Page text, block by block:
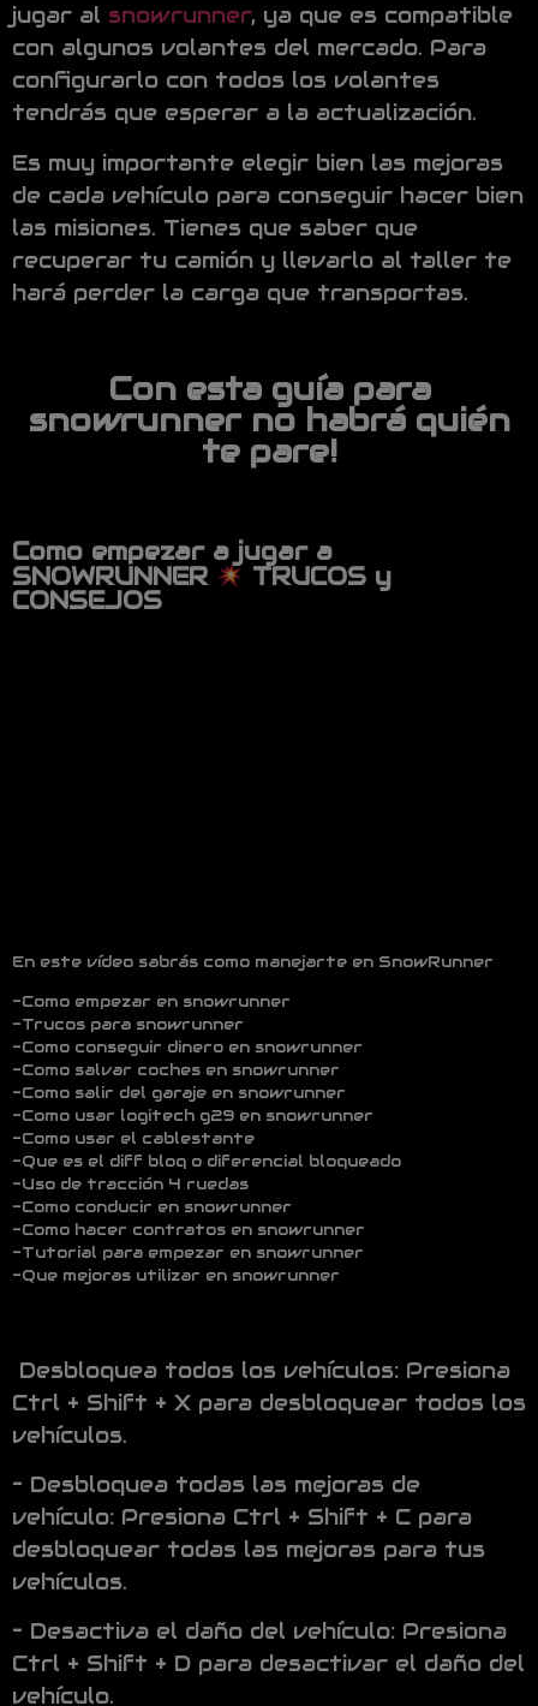
jugar al snowrunner, ya que es compatible
con algunos volantes del mercado. Para
configurarlo con todos los volantes
tendrás que esperar a la actualización.
Es muy importante elegir bien las mejoras
de cada vehículo para conseguir hacer bien
las misiones. Tienes que saber que
recuperar tu camión y llevarlo al taller te
hará perder la carga que transportas.
Con esta guía para
snowrunner no habrá quién
te pare!
Como empezar a jugar a
SNOWRUNNER
TRUCOS y
CONSEJOS
En este vídeo sabrás como manejarte en SnowRunner
-Como empezar en snowrunner
-Trucos para snowrunner
-Como conseguir dinero en snowrunner
-Como salvar coches en snowrunner
-Como salir del garaje en snowrunner
-Como usar logitech g29 en snowrunner
-Como usar el cablestante
-Que es el diff bloq o diferencial bloqueado
-Uso de tracción 4 ruedas
-Como conducir en snowrunner
-Como hacer contratos en snowrunner
-Tutorial para empezar en snowrunner
-Que mejoras utilizar en snowrunner
Desbloquea todos los vehículos: Presiona
Ctrl + Shift + X para desbloquear todos los
vehículos.
– Desbloquea todas las mejoras de
vehículo: Presiona Ctrl + Shift + C para
desbloquear todas las mejoras para tus
vehículos.
– Desactiva el daño del vehículo: Presiona
Ctrl + Shift + D para desactivar el daño del
vehículo.